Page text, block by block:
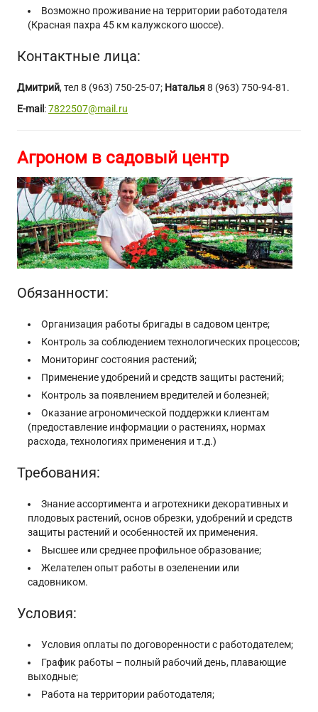
Возможно проживание на территории работодателя
(Красная пахра 45 км калужского шоссе).
Контактные лица:
Дмитрий, тел 8 (963) 750-25-07; Наталья8 (963) 750-94-81.
E-mail :7822507@mail.ru
Агроном в садовый центр
Обязанности:
Организация работы бригады в садовом центре;
Контроль за соблюдением технологических процессов;
Мониторинг состояния растений;
Применение удобрений и средств защиты растений;
Контроль за появлением вредителей и болезней;
Оказание агрономической поддержки клиентам
(предоставление информации о растениях, нормах
расхода, технологиях применения и т.д.)
Требования:
Знание ассортимента и агротехники декоративных и
плодовых растений, основ обрезки, удобрений и средств
защиты растений и особенностей их применения.
Высшее или среднее профильное образование;
Желателен опыт работы в озеленении или
садовником.
Условия:
Условия оплаты по договоренности с работодателем;
График работы – полный рабочий день, плавающие
выходные;
Работа на территории работодателя;